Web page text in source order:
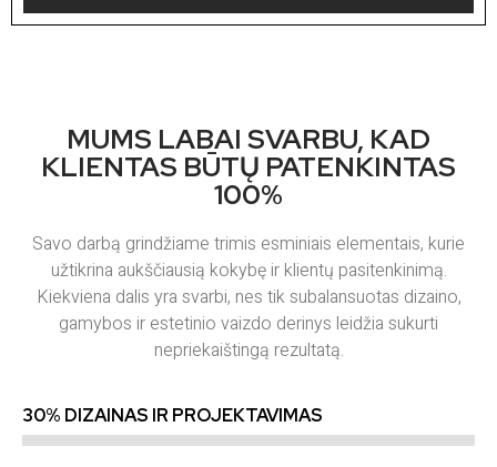
MUMS LABAI SVARBU, KAD
KLIENTAS BŪTŲ PATENKINTAS
100%
Savo darbą grindžiame trimis esminiais elementais, kurie
užtikrina aukščiausią kokybę ir klientų pasitenkinimą.
Kiekviena dalis yra svarbi, nes tik subalansuotas dizaino,
gamybos ir estetinio vaizdo derinys leidžia sukurti
nepriekaištingą rezultatą.
30% DIZAINAS IR PROJEKTAVIMAS